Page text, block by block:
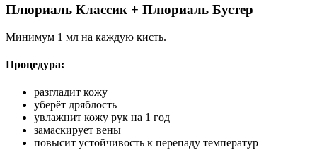
Плюриаль Классик + Плюриаль Бустер
Минимум 1 мл на каждую кисть.
Процедура:
разгладит кожу
уберёт дряблость
увлажнит кожу рук на 1 год
замаскирует вены
повысит устойчивость к перепаду температур